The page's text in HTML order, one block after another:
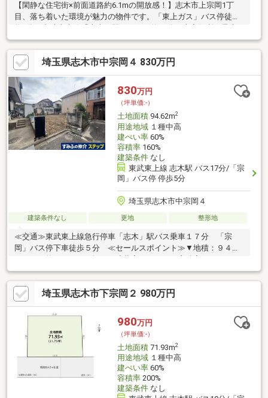
【閑静な住宅街×前面道路約6.1mの開放感！】志木市上宗岡1丁
目、落ち着いた環境が魅力の物件です。「東上ガス」バス停徒歩
の魅力はゆとりある約6.1mの前面道路！車の出し入れがスムーズ
なだけでなく、隣棟間隔が保たれ明るい空間が広がります。敷地
面積は52.91平米 。現況は古家（昭和43年築）がございますが、
お好みの工務店で建築可能です。こだわりのマイホームづくりを
ご検討ください！
埼玉県志木市中宗岡４ 830万円
830万円
（坪単価:-）
土地面積94.62m2
用途地域１種中高
建ぺい率60%
容積率160%
建築条件なし
東武東上線 志木駅 バス17分/「宗
岡」バス停 停歩5分
埼玉県志木市中宗岡４
建築条件なし 更地 整形地
≪交通≫東武東上線急行停車「志木」駅バス乗車１７分 「宗
岡」バス停下車徒歩５分 ≪セールスポイント≫▼地積：９４．
６２㎡（約２８．６２坪）▼建蔽率：６０％・容積率：１６
０％▼平坦▼整形地▼住環境良好（下記に詳細記載）▼西側私道
（位置指定道路）へ接道◎建築条件付土地ではございません
埼玉県志木市下宗岡２ 980万円
980万円
（坪単価:-）
土地面積71.93m2
用途地域１種中高
建ぺい率60%
容積率200%
建築条件なし